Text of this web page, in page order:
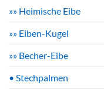
»» Heimische Eibe
»» Eiben-Kugel
»» Becher-Eibe
• Stechpalmen